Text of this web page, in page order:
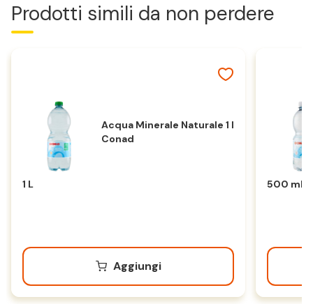
Prodotti simili da non perdere
Acqua Minerale Naturale 1 l
Conad
1 L
Aggiungi
500 ml